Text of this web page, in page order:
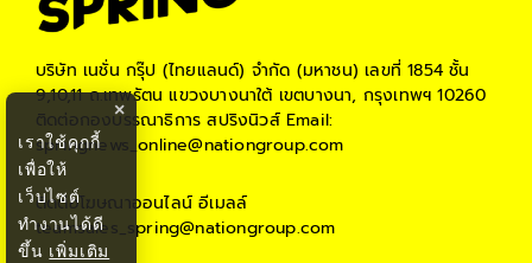
บริษัท เนชั่น กรุ๊ป (ไทยแลนด์) จำกัด (มหาชน) เลขที่ 1854 ชั้น
9,10,11 ถ.เทพรัตน แขวงบางนาใต้ เขตบางนา, กรุงเทพฯ 10260
ติดต่อกองบรรณาธิการ สปริงนิวส์Email:
springnews_online@nationgroup.com
ติดต่อโฆษณาออนไลน์ อีเมลล์
teamsales_spring@nationgroup.com
×
เราใช้คุกกี้
เพื่อให้
เว็บไซต์
ทำงานได้ดี
ขึ้น เพิ่มเติม